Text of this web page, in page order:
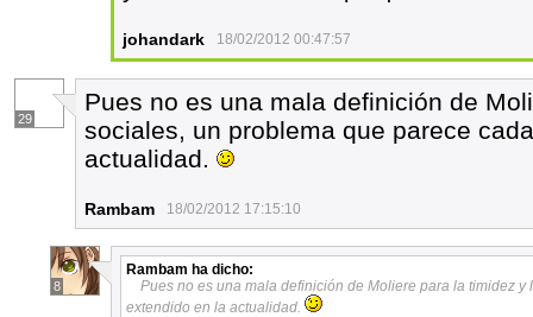
johandark 18/02/2012 00:47:57
29
Pues no es una mala definición de
sociales, un problema que parece
actualidad.
Rambam 18/02/2012 17:15:10
8
Rambam ha dicho:
Pues no es una mala definición de Moliere para la timidez
extendido en la actualidad.